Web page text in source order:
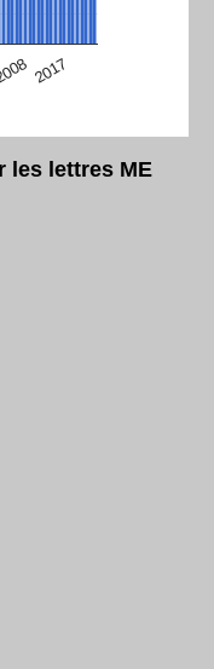
2017
ce moment)
les lettres ME